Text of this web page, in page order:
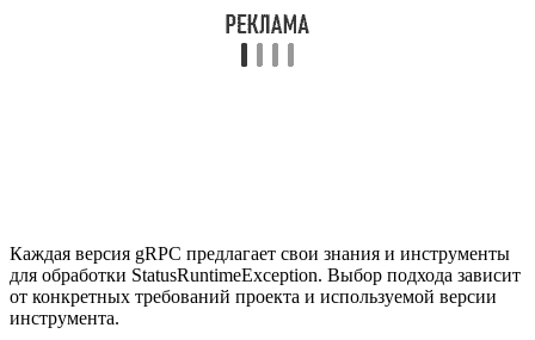
Каждая версия gRPC предлагает свои знания и инструменты
для обработки StatusRuntimeException. Выбор подхода зависит
от конкретных требований проекта и используемой версии
инструмента.